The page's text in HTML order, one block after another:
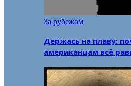
За рубежом
Держась на плаву:
американцам всё